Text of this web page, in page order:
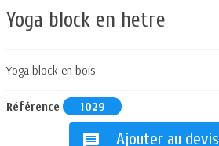
Yoga block en hetre
Yoga block en bois
Référence 1029
message Ajouter au devis